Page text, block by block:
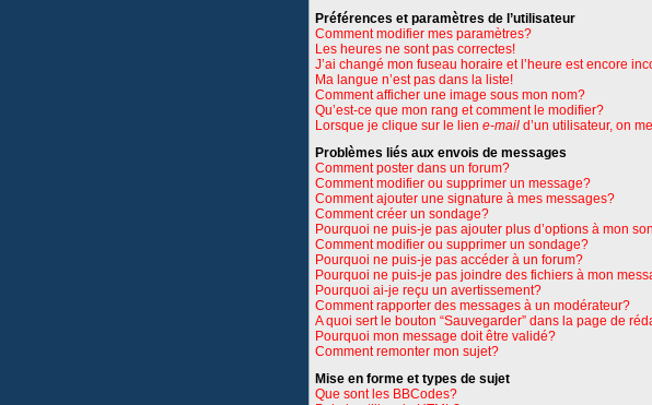
Préférences et paramètres de l’utilisateur
Comment modifier mes paramètres?
Les heures ne sont pas correctes!
J’ai changé mon fuseau horaire et l’heure est encore
Ma langue n’est pas dans la liste!
Comment afficher une image sous mon nom?
Qu’est-ce que mon rang et comment le modifier?
Lorsque je clique sur le lien e-mail d’un utilisateur, on
Problèmes liés aux envois de messages
Comment poster dans un forum?
Comment modifier ou supprimer un message?
Comment ajouter une signature à mes messages?
Comment créer un sondage?
Pourquoi ne puis-je pas ajouter plus d’options à mon
Comment modifier ou supprimer un sondage?
Pourquoi ne puis-je pas accéder à un forum?
Pourquoi ne puis-je pas joindre des fichiers à mon
Pourquoi ai-je reçu un avertissement?
Comment rapporter des messages à un modérateur?
A quoi sert le bouton “Sauvegarder” dans la page de
Pourquoi mon message doit être validé?
Comment remonter mon sujet?
Mise en forme et types de sujet
Que sont les BBCodes?